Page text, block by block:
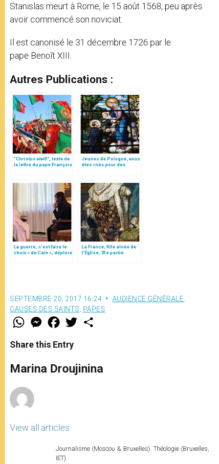
Stanislas meurt à Rome, le 15 août 1568, peu après
avoir commencé son noviciat.
Il est canonisé le 31 décembre 1726 par le
pape Benoît XIII.
Autres Publications :
"Christus vivit!", texte de
la lettre du pape François
Jeunes de Pologne, vous
êtes «nés pour des
La guerre, c’est faire le
choix « de Caïn », déplore
La France, fille aînée de
l’Église, 21e partie
SEPTEMBRE 20, 2017 16:24 AUDIENCE GÉNÉRALE
CAUSES DES SAINTS
PAPES
W
t
s
p
p
M
e
s
e
g
e
F
a
e
b
o
k
w
r
Share this Entry
Marina Droujinina
View all articles
Journalisme (Moscou & Bruxelles). Théologie (Bruxelles,
IET).